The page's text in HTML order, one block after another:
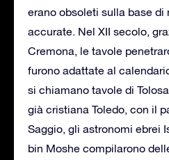
erano obsoleti sulla base di
accurate. Nel XII secolo,
Cremona, le tavole
furono adattate al
si chiamano tavole di
già cristiana Toledo, con il
Saggio, gli astronomi ebrei
bin Moshe compilarono